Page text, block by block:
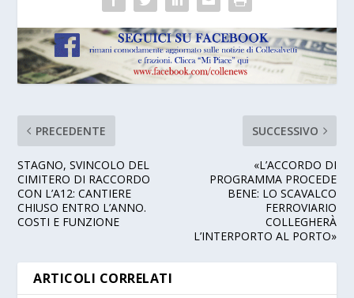
PRECEDENTE
STAGNO, SVINCOLO DEL
CIMITERO DI RACCORDO
CON L’A12: CANTIERE
CHIUSO ENTRO L’ANNO.
COSTI E FUNZIONE
SUCCESSIVO
«L’ACCORDO DI
PROGRAMMA PROCEDE
BENE: LO SCAVALCO
FERROVIARIO
COLLEGHERÀ
L’INTERPORTO AL PORTO»
ARTICOLI CORRELATI